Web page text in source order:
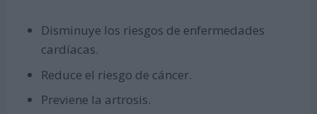
Disminuye los riesgos de enfermedades
cardíacas.
Reduce el riesgo de cáncer.
Previene la artrosis.